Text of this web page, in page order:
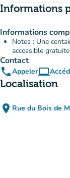
Informations
Informations
Notes : Une
accessible
Contact
phoneAppelercomputer
Localisation
place Rue du Bois de